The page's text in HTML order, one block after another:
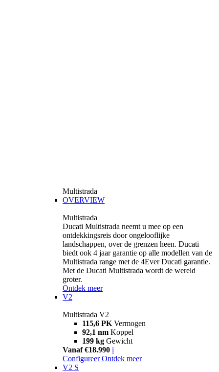
Multistrada
OVERVIEW
Multistrada
Ducati Multistrada neemt u mee op een
ontdekkingsreis door ongelooflijke
landschappen, over de grenzen heen. Ducati
biedt ook 4 jaar garantie op alle modellen van de
Multistrada range met de 4Ever Ducati garantie.
Met de Ducati Multistrada wordt de wereld
groter.
Ontdek meer
V2
Multistrada V2
115,6 PK Vermogen
92,1 nm Koppel
199 kg Gewicht
Vanaf €18.990 i
Configureer Ontdek meer
V2 S